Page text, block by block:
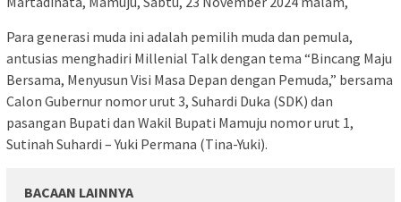
Para generasi muda ini adalah pemilih muda dan pemula,
antusias menghadiri Millenial Talk dengan tema “Bincang Maju
Bersama, Menyusun Visi Masa Depan dengan Pemuda,” bersama
Calon Gubernur nomor urut 3, Suhardi Duka (SDK) dan
pasangan Bupati dan Wakil Bupati Mamuju nomor urut 1,
Sutinah Suhardi – Yuki Permana (Tina-Yuki).
BACAAN LAINNYA